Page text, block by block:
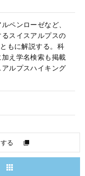
ペンローゼなど、
スイスアルプスの
もに解説する。科
え学名検索も掲載
ルプスハイキング
る